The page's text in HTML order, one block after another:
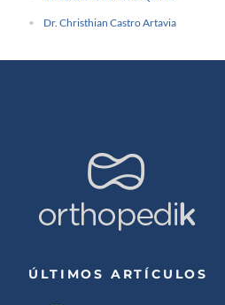
Dr. Christhian Castro Artavia
ÚLTIMOS ARTÍCULOS